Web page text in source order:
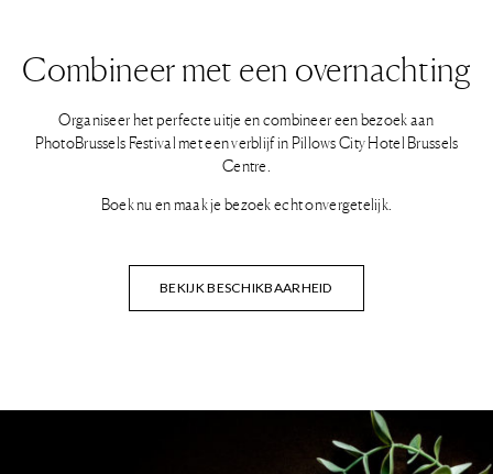
Combineer met een overnachting
Organiseer het perfecte uitje en combineer een bezoek aan
PhotoBrussels Festival met een verblijf in Pillows City Hotel Brussels
Centre.
Boek nu en maak je bezoek echt onvergetelijk.
BEKIJK BESCHIKBAARHEID